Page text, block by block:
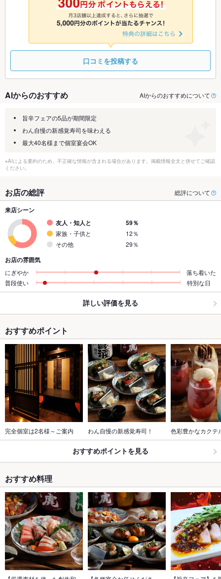
9/8
◎
9/9
◎
9/10
◎
9/11
口コミを投稿する
AIからのおすすめ AIからのおすすめについて
旨辛フェアの5品が期間限定
わん自慢の新感覚寿司を味わえる
最大40名様まで個室宴会OK
※AIによる要約のため、不正確な情報が含まれる場合があります。掲載情報全文と併せてご確認
ください。
お店の総評 総評について
来店シーン
友人・知人と
59％
家族・子供と
12％
その他
29％
お店の雰囲気
にぎやか
落ち着いた
普段使い
特別な日
詳しい評価を見る
おすすめポイント
完全個室は2名様～ご案内 わん自慢の新感覚寿司！ 色彩豊かなカクテ
おすすめポイントを見る
おすすめ料理